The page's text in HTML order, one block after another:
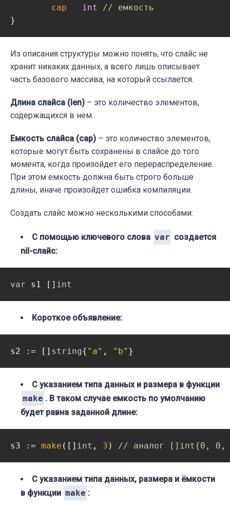
cap
int
// емкость
Из описания структуры можно понять, что слайс не
хранит никаких данных, а всего лишь описывает
часть базового массива, на который ссылается.
Длина слайса (len) – это количество элементов,
содержащихся в нем.
Емкость слайса (cap) – это количество элементов,
которые могут быть сохранены в слайсе до того
момента, когда произойдет его перераспределение.
При этом емкость должна быть строго больше
длины, иначе произойдет ошибка компиляции.
Создать слайс можно несколькими способами:
С помощью ключевого слова var создается
nil-слайс:
var s1 [] int
Короткое объявление:
s2 := [] string{ "a" , "b"
С указанием типа данных и размера в функции
make . В таком случае емкость по умолчанию
будет равна заданной длине:
s3 := make ([] int , 3 ) // аналог []int{0, 0,
С указанием типа данных, размера и ёмкости
в функции make :